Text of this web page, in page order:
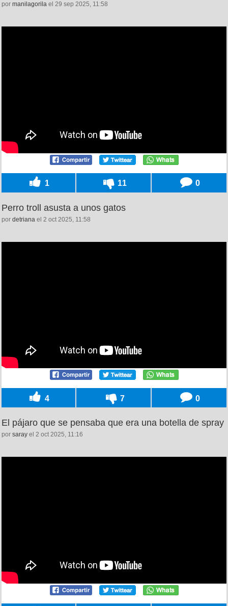
por manilagorila el 29 sep 2025, 11:58
1 11 0
Perro troll asusta a unos gatos
por detriana el 2 oct 2025, 11:58
4 7 0
El pájaro que se pensaba que era una botella de spray
por saray el 2 oct 2025, 11:16